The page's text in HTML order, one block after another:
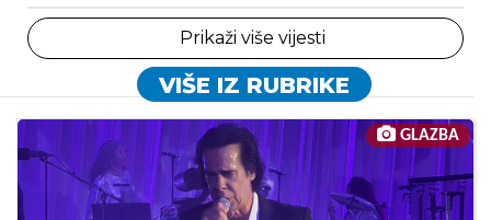
Prikaži više vijesti
VIŠE IZ RUBRIKE
GLAZBA